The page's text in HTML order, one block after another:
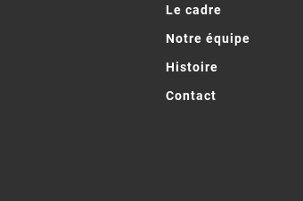
Le cadre
Notre équipe
Histoire
Contact